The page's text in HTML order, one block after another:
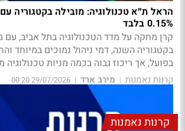
הראל ת״א טכנולוגיה: מובילה בקטגוריה
0.15% בלבד
קרן מחקה על מדד הטכנולוגיה בתל אביב, עם
בקטגוריה השנה, דמי ניהול נמוכים במיוחד
בפועל, אך ריכוז גבוה בכמה מניות טכנולוגיה
קרנות נאמנות | מירב ארד |
29/07/2026 00:20
קרנות נאמנות